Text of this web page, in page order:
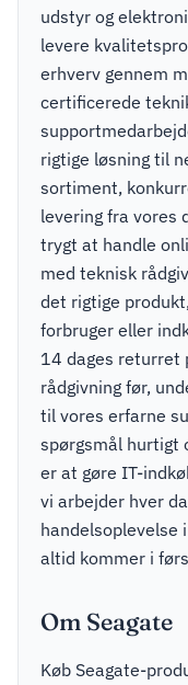
udstyr og
levere
erhverv gennem
certificerede
rigtige løsning til
sortiment,
levering fra vores
trygt at handle
med teknisk
det rigtige
forbruger eller
14 dages returret
rådgivning før,
til vores erfarne
spørgsmål hurtigt
er at gøre IT-
vi arbejder hver
handelsoplevelse
altid kommer i
Om Seagate
Køb Seagate-